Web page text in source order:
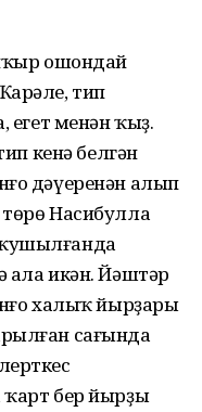
ошондай
тип
егет менән ҡыҙ.
кенә белгән
дәүеренән алып
Насибулла
ала икән. Йәштәр
халыҡ йырҙары
сағында
бер йырҙы